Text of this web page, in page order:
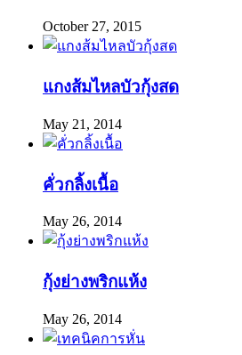
October 27, 2015
แกงส้มไหลบัวกุ้งสด
May 21, 2014
คั่วกลิ้งเนื้อ
May 26, 2014
กุ้งย่างพริกแห้ง
May 26, 2014